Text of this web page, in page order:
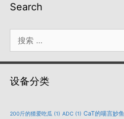
Search
索：
设备分类
200斤的猹爱吃瓜 (1) ADC (1) CaT的喵言妙鱼